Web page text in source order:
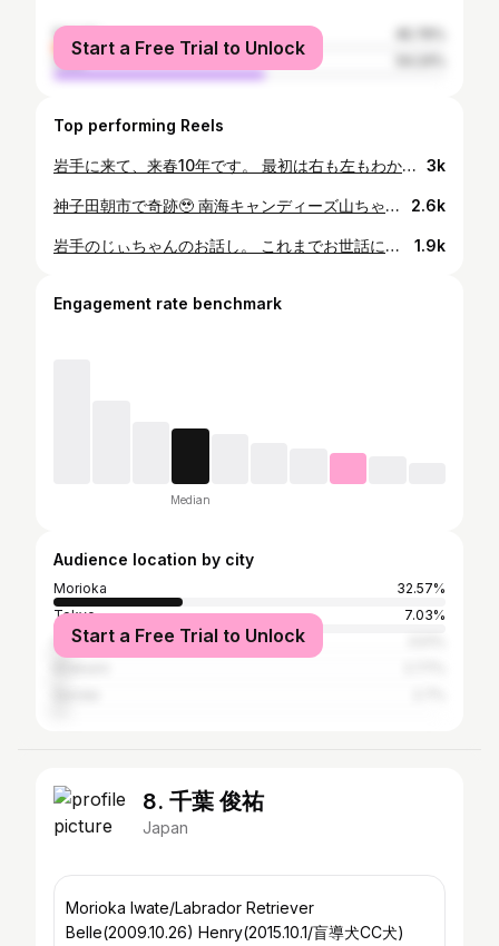
female
male
Start a Free Trial to Unlock
Top performing Reels
岩手に来て、来春10年です。 最初は右も左もわからず。自分に言い聞かせるように『置かれた場所で咲きなさい』という本が、カバンのなかに入っていたことを思い出します。 岩手を離れる前からこのような形を考えていましたが、人生の選択の中でどうしても予定通りには行かず。少し遅くなりましたが、相手の理解も今このような形に落ち着きました。 あえてご報告する必要があるのだろうか…とずっと考えていましたが、いろんな方の顔が浮かんできて。 何もできない新米の頃から娘のように応援してくださった方。TOMOMI45ゴールの時一緒に泣いてくださった方。神子田朝市のドキュメントで心を寄せてくださった方。岩手に戻ってきたことを受け入れてくれた方。 今はテレビに出ていた頃より直接のやりとりは少ないですが。一つの節目として。支えてくださった御礼とご報告がしたくてご報告いたしました。 結婚いたしました。 これからも、岩手でずっと…。 @nue.00000 @pinaco_0319 @chongcoco23 @takamune.i 3k
神子田朝市で奇跡🥹 南海キャンディーズ山ちゃん。 朝市に！！ 4/27（土）山ちゃん単独ライブでした！ その翌日、朝市に。 最高に面白くて。 正直、観客のこちらが笑い疲れました。 2.6k
岩手のじぃちゃんのお話し。 これまでお世話になったみなさんをお呼びしたかったのですが。式は親族のみで小さく行うことにしました。 特に心配させてしまっていた人にはちゃんと挨拶してきたくて。 神子田朝市のひっつみやさん。 高橋仁さん。左隣は伊藤吟子さん。 2021年1月。突然お仕事をおやすみして復帰したあと。半年ぶりに顔を出すと『心配したぞ』と怒られました。 2022年9月。東京に行くと報告しました。『魔除けだ』といって東北新幹線開通記念の懐中時計をくれました。高橋さんのお兄さんが『東京に行って無事に帰ってきたから…』と。 強力な魔除けのおかげか、わたしはその後たった半年で東京から帰ってきてしまいます。（…強力すぎますね 笑） 白無垢でアポ無し訪問したら、最初誰だかわからないという顔で沈黙。ちょっとしてから、わかった顔をしてくれました。 『いつまでも高校生だと思っていたのに…めでたい！寿命が10年伸びた』と。 これからもひっつみが食べられそうです。よかった。 最後まで涙を拭きながら見送ってくれた高橋さん。翌日も会いに行くと『お祝いだ』とひっつみを一杯ごちそうしてもらいました。 沁みました。 @nue.00000 @takamune.i @pinaco_0319 @chongcoco23 1.9k
Engagement rate benchmark
Median
Audience location by city
Morioka
32.57%
Tokyo
7.03%
Hanamaki
Start a Free Trial to Unlock
8. 千葉 俊祐
Japan
Morioka Iwate/Labrador Retriever
Belle(2009.10.26) Henry(2015.10.1/盲導犬CC犬)